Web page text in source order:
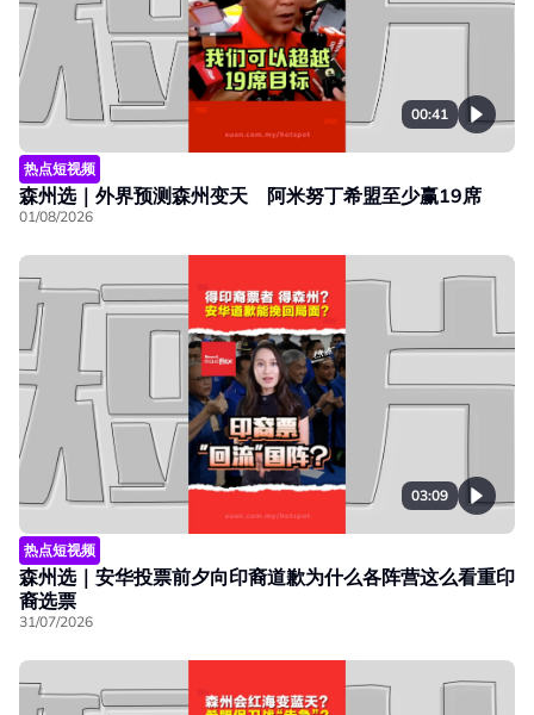
00:41
热点短视频
森州选｜外界预测森州变天 阿米努丁希盟至少赢19席
01/08/2026
03:09
热点短视频
森州选｜安华投票前夕向印裔道歉为什么各阵营这么看重印
裔选票
31/07/2026